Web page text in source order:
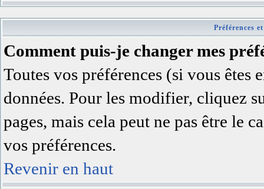
Préférences
Comment puis-je changer mes
Toutes vos préférences (si vous êtes
données. Pour les modifier, cliquez
pages, mais cela peut ne pas être le
vos préférences.
Revenir en haut